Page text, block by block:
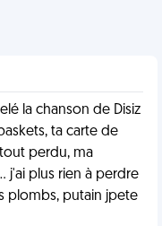
la chanson de Disiz
ta carte de
perdu, ma
j'ai plus rien à perdre
plombs, putain jpete